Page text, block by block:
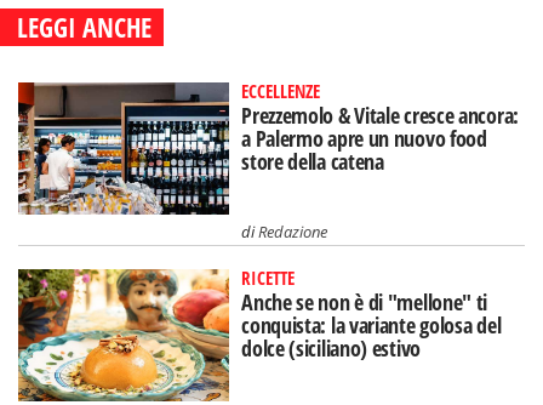
LEGGI ANCHE
ECCELLENZE
Prezzemolo & Vitale cresce ancora:
a Palermo apre un nuovo food
store della catena
diRedazione
RICETTE
Anche se non è di "mellone" ti
conquista: la variante golosa del
dolce (siciliano) estivo